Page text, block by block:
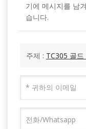
기에 메시지를 남
습니다.
주제 : TC305 골